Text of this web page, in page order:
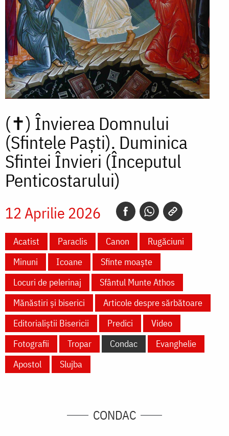
(✝) Învierea Domnului
(Sfintele Paști). Duminica
Sfintei Învieri (Începutul
Penticostarului)
12 Aprilie 2026
Acatist Paraclis Canon
Rugăciuni
Minuni
Icoane
Sfinte moaște
Locuri de pelerinaj
Sfântul Munte Athos
Mănăstiri și biserici
Articole despre sărbătoare
Editorialiștii Bisericii
Predici
Video
Fotografii
Tropar Condac
Evanghelie
Apostol
Slujba
CONDAC